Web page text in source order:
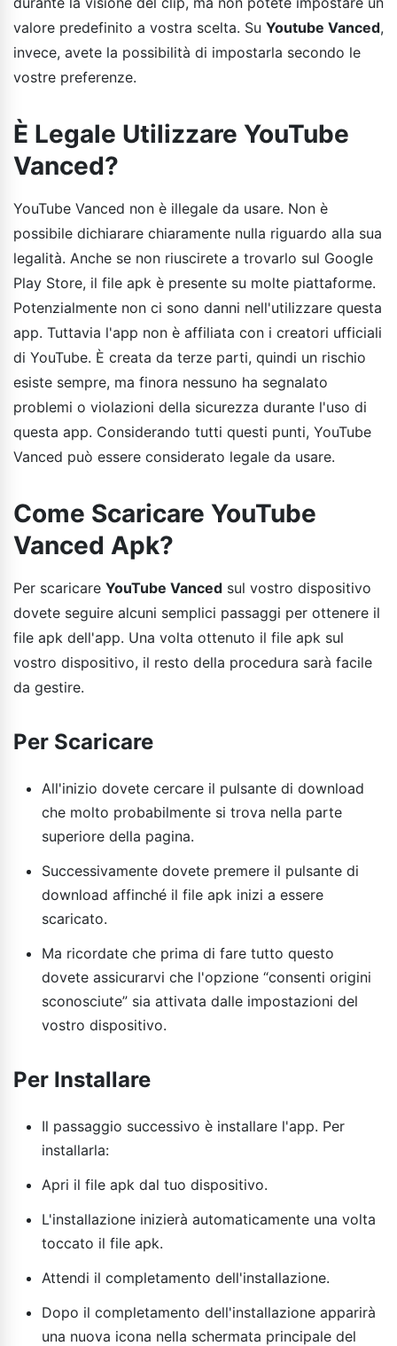
valore predefinito a vostra scelta. Su Youtube Vanced,
invece, avete la possibilità di impostarla secondo le
vostre preferenze.
È Legale Utilizzare YouTube
Vanced?
YouTube Vanced non è illegale da usare. Non è
possibile dichiarare chiaramente nulla riguardo alla sua
legalità. Anche se non riuscirete a trovarlo sul Google
Play Store, il file apk è presente su molte piattaforme.
Potenzialmente non ci sono danni nell'utilizzare questa
app. Tuttavia l'app non è affiliata con i creatori ufficiali
di YouTube. È creata da terze parti, quindi un rischio
esiste sempre, ma finora nessuno ha segnalato
problemi o violazioni della sicurezza durante l'uso di
questa app. Considerando tutti questi punti, YouTube
Vanced può essere considerato legale da usare.
Come Scaricare YouTube
Vanced Apk?
Per scaricare YouTube Vanced sul vostro dispositivo
dovete seguire alcuni semplici passaggi per ottenere il
file apk dell'app. Una volta ottenuto il file apk sul
vostro dispositivo, il resto della procedura sarà facile
da gestire.
Per Scaricare
All'inizio dovete cercare il pulsante di download
che molto probabilmente si trova nella parte
superiore della pagina.
Successivamente dovete premere il pulsante di
download affinché il file apk inizi a essere
scaricato.
Ma ricordate che prima di fare tutto questo
dovete assicurarvi che l'opzione “consenti origini
sconosciute” sia attivata dalle impostazioni del
vostro dispositivo.
Per Installare
Il passaggio successivo è installare l'app. Per
installarla:
Apri il file apk dal tuo dispositivo.
L'installazione inizierà automaticamente una volta
toccato il file apk.
Attendi il completamento dell'installazione.
Dopo il completamento dell'installazione apparirà
una nuova icona nella schermata principale del